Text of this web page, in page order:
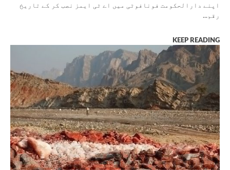
اپنے دارالحکومت فونافوٹی میں اے ٹی ایمز نصب کر کے تاریخ
رقم...
KEEP READING